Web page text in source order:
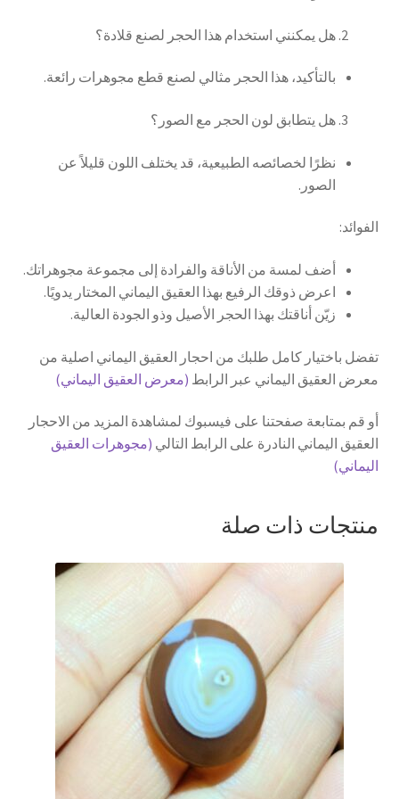
هل يمكنني استخدام هذا الحجر لصنع قلادة؟
بالتأكيد، هذا الحجر مثالي لصنع قطع مجوهرات رائعة.
هل يتطابق لون الحجر مع الصور؟
نظرًا لخصائصه الطبيعية، قد يختلف اللون قليلاً عن
الصور.
الفوائد:
أضف لمسة من الأناقة والفرادة إلى مجموعة مجوهراتك.
اعرض ذوقك الرفيع بهذا العقيق اليماني المختار يدويًا.
زيّن أناقتك بهذا الحجر الأصيل وذو الجودة العالية.
تفضل باختيار كامل طلبك من احجار العقيق اليماني اصلية من
معرض العقيق اليماني عبر الرابط (معرض العقيق اليماني)
أو قم بمتابعة صفحتنا على فيسبوك لمشاهدة المزيد من الاحجار
العقيق اليماني النادرة على الرابط التالي (مجوهرات العقيق
اليماني)
منتجات ذات صلة